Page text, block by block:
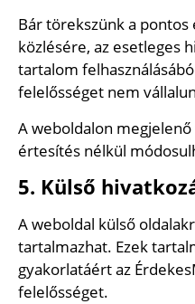
Bár törekszünk a
közlésére, az esetleges
tartalom
felelősséget nem
A weboldalon
értesítés nélkül
5. Külső
A weboldal külső
tartalmazhat. Ezek
gyakorlatáért az
felelősséget.